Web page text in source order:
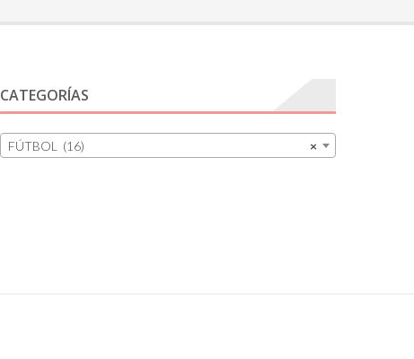
CATEGORÍAS
×
FÚTBOL (16)